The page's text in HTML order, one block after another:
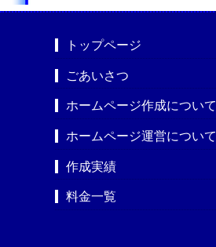
トップページ
ごあいさつ
ホームページ作成について
ホームページ運営について
作成実績
料金一覧